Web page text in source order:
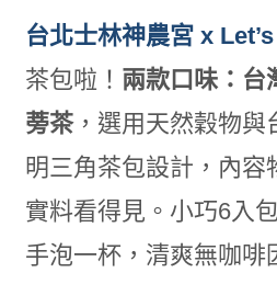
台北士林神農宮 x
茶包啦！ 兩款口味：台
蒡茶，選用天然穀物與
明三角茶包設計，內容
實料看得見。小巧6入
手泡一杯，清爽無咖啡